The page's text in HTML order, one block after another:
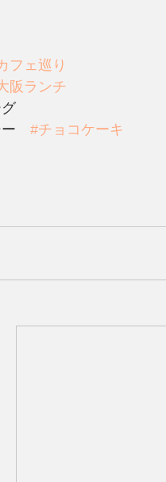
フェ巡り
阪ランチ
ー #チョコケーキ